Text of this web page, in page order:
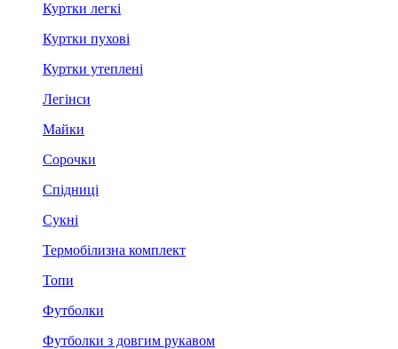
Куртки легкі
Куртки пухові
Куртки утеплені
Легінси
Майки
Сорочки
Спідниці
Сукні
Термобілизна комплект
Топи
Футболки
Футболки з довгим рукавом